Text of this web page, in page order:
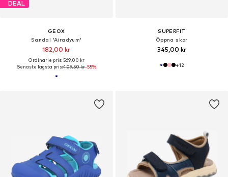
DEAL
GEOX
Sandal 'Airadyum'
182,00 kr
Ordinarie pris: 569,00 kr
Senaste lägsta pris:409,50 kr-55%
SUPERFIT
Öppna skor
345,00 kr
+12